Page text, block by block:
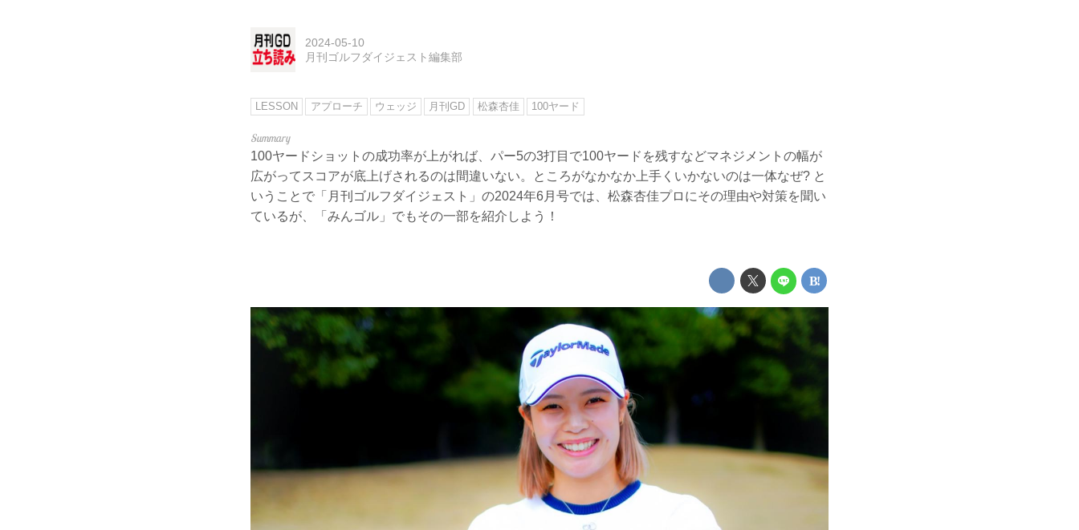
2024-05-10
月刊ゴルフダイジェスト編集部
LESSON アプローチ ウェッジ 月刊GD 松森杏佳 100ヤード
100ヤードショットの成功率が上がれば、パー5の3打目で100ヤードを残すなどマネジメントの幅が
広がってスコアが底上げされるのは間違いない。ところがなかなか上手くいかないのは一体なぜ? と
いうことで「月刊ゴルフダイジェスト」の2024年6月号では、松森杏佳プロにその理由や対策を聞い
ているが、「みんゴル」でもその一部を紹介しよう！